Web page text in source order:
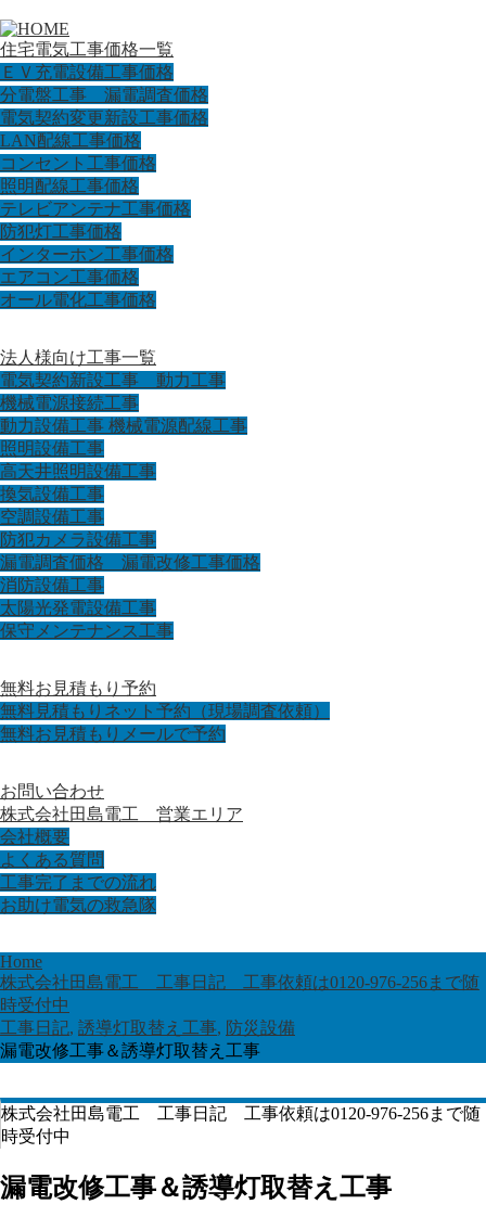
住宅電気工事価格一覧
ＥＶ充電設備工事価格
分電盤工事 漏電調査価格
電気契約変更新設工事価格
LAN配線工事価格
コンセント工事価格
照明配線工事価格
テレビアンテナ工事価格
防犯灯工事価格
インターホン工事価格
エアコン工事価格
オール電化工事価格
法人様向け工事一覧
電気契約新設工事 動力工事
機械電源接続工事
動力設備工事 機械電源配線工事
照明設備工事
高天井照明設備工事
換気設備工事
空調設備工事
防犯カメラ設備工事
漏電調査価格 漏電改修工事価格
消防設備工事
太陽光発電設備工事
保守メンテナンス工事
無料お見積もり予約
無料見積もりネット予約（現場調査依頼）
無料お見積もりメールで予約
お問い合わせ
株式会社田島電工 営業エリア
会社概要
よくある質問
工事完了までの流れ
お助け電気の救急隊
Home
株式会社田島電工 工事日記 工事依頼は0120-976-256まで随
時受付中
工事日記, 誘導灯取替え工事, 防災設備
漏電改修工事＆誘導灯取替え工事
株式会社田島電工 工事日記 工事依頼は0120-976-256まで随
時受付中
漏電改修工事＆誘導灯取替え工事